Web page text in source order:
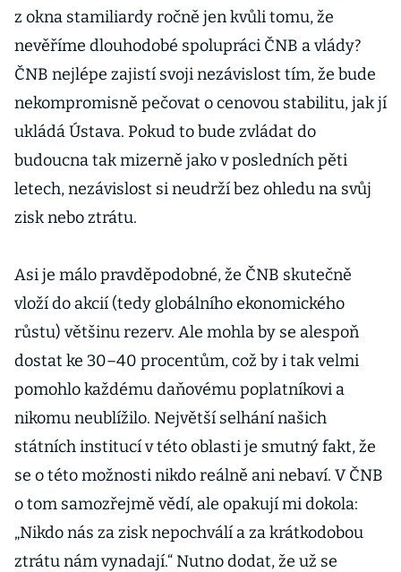
z okna stamiliardy ročně jen kvůli tomu, že
nevěříme dlouhodobé spolupráci ČNB a vlády?
ČNB nejlépe zajistí svoji nezávislost tím, že bude
nekompromisně pečovat o cenovou stabilitu, jak jí
ukládá Ústava. Pokud to bude zvládat do
budoucna tak mizerně jako v posledních pěti
letech, nezávislost si neudrží bez ohledu na svůj
zisk nebo ztrátu.
Asi je málo pravděpodobné, že ČNB skutečně
vloží do akcií (tedy globálního ekonomického
růstu) většinu rezerv. Ale mohla by se alespoň
dostat ke 30–40 procentům, což by i tak velmi
pomohlo každému daňovému poplatníkovi a
nikomu neublížilo. Největší selhání našich
státních institucí v této oblasti je smutný fakt, že
se o této možnosti nikdo reálně ani nebaví. V ČNB
o tom samozřejmě vědí, ale opakují mi dokola:
„Nikdo nás za zisk nepochválí a za krátkodobou
ztrátu nám vynadají.“ Nutno dodat, že už se